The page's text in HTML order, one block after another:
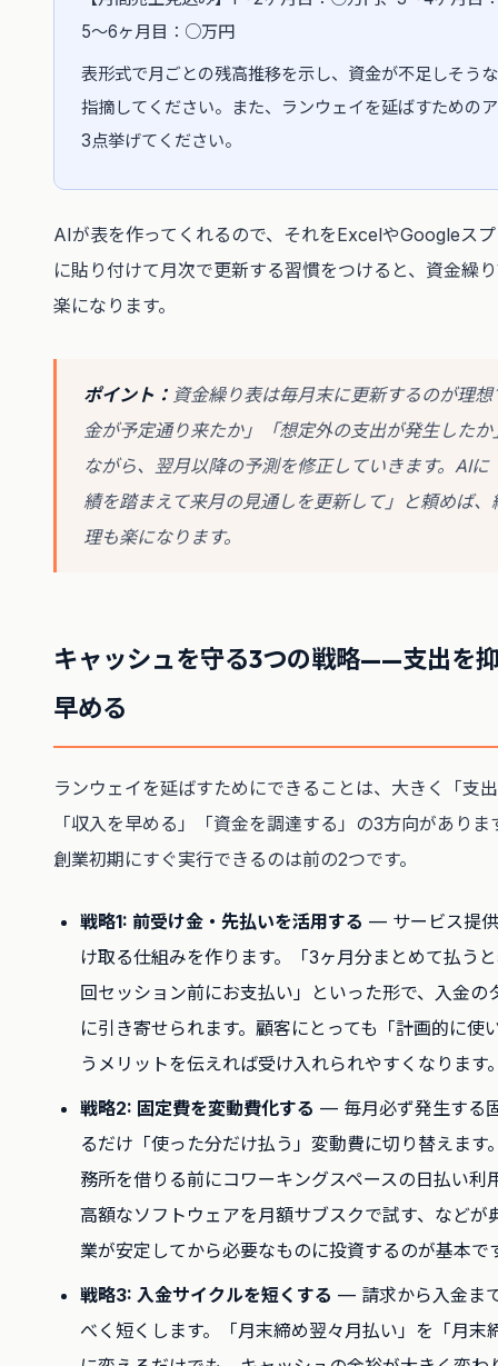
5〜6ヶ月目：○万円
表形式で月ごとの残高推移を示し、資金が不足しそう
指摘してください。また、ランウェイを延ばすための
3点挙げてください。
AIが表を作ってくれるので、それをExcelやGoogleス
に貼り付けて月次で更新する習慣をつけると、資金繰
楽になります。
ポイント： 資金繰り表は毎月末に更新するのが理想
金が予定通り来たか」「想定外の支出が発生した
ながら、翌月以降の予測を修正していきます。AIに
績を踏まえて来月の見通しを更新して」と頼めば、
理も楽になります。
キャッシュを守る3つの戦略——支出を
早める
ランウェイを延ばすためにできることは、大きく「支
「収入を早める」「資金を調達する」の3方向がありま
創業初期にすぐ実行できるのは前の2つです。
戦略1: 前受け金・先払いを活用する — サービス提
け取る仕組みを作ります。「3ヶ月分まとめて払う
回セッション前にお支払い」といった形で、入金の
に引き寄せられます。顧客にとっても「計画的に使
うメリットを伝えれば受け入れられやすくなります
戦略2: 固定費を変動費化する — 毎月必ず発生する
るだけ「使った分だけ払う」変動費に切り替えます
務所を借りる前にコワーキングスペースの日払い利
高額なソフトウェアを月額サブスクで試す、などが
業が安定してから必要なものに投資するのが基本で
戦略3: 入金サイクルを短くする — 請求から入金ま
べく短くします。「月末締め翌々月払い」を「月末